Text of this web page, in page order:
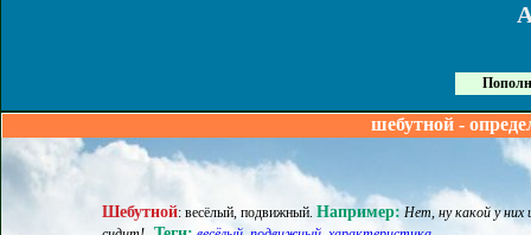
шебутной -
Шебутной: весёлый, подвижный. Например: Нет, ну какой у них